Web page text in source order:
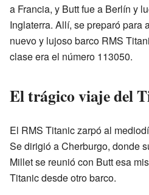
a Francia, y Butt fue a Berlín y
Inglaterra. Allí, se preparó para
nuevo y lujoso barco RMS
clase era el número 113050.
El trágico viaje del
El RMS Titanic zarpó al
Se dirigió a Cherburgo, donde
Millet se reunió con Butt esa
Titanic desde otro barco.